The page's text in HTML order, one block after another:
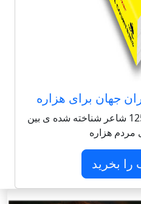
جهان برای هزاره
مجموعه شعر بی نظیر از 125 شاعر شناخته شده ی بین
مردم هزاره
را بخرید